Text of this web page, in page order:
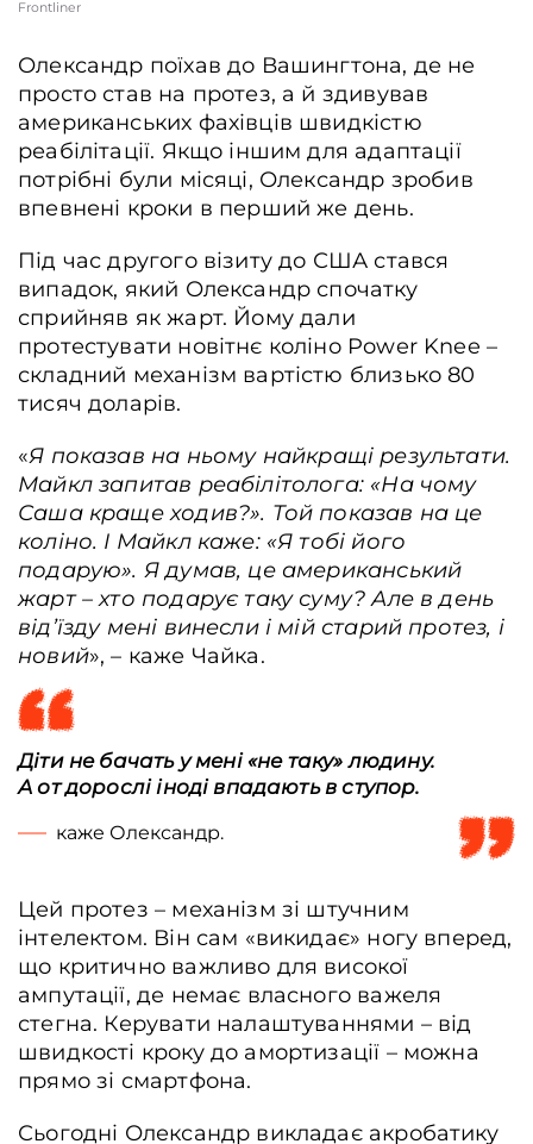
Frontliner
Олександр поїхав до Вашингтона, де не
просто став на протез, а й здивував
американських фахівців швидкістю
реабілітації. Якщо іншим для адаптації
потрібні були місяці, Олександр зробив
впевнені кроки в перший же день.
Під час другого візиту до США стався
випадок, який Олександр спочатку
сприйняв як жарт. Йому дали
протестувати новітнє коліно Power Knee –
складний механізм вартістю близько 80
тисяч доларів.
«Я показав на ньому найкращі результати.
Майкл запитав реабілітолога: «На чому
Саша краще ходив?». Той показав на це
коліно. І Майкл каже: «Я тобі його
подарую». Я думав, це американський
жарт – хто подарує таку суму? Але в день
від’їзду мені винесли і мій старий протез, і
новий», – каже Чайка.
Діти не бачать у мені «не таку» людину.
А от дорослі іноді впадають в ступор.
каже Олександр.
Цей протез – механізм зі штучним
інтелектом. Він сам «викидає» ногу вперед,
що критично важливо для високої
ампутації, де немає власного важеля
стегна. Керувати налаштуваннями – від
швидкості кроку до амортизації – можна
прямо зі смартфона.
Сьогодні Олександр викладає акробатику